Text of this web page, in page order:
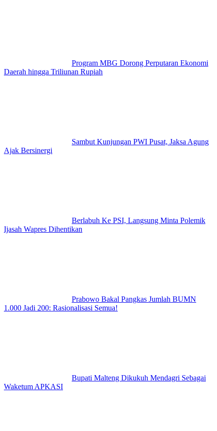
Program MBG Dorong Perputaran Ekonomi
Daerah hingga Triliunan Rupiah
Sambut Kunjungan PWI Pusat, Jaksa Agung
Ajak Bersinergi
Berlabuh Ke PSI, Langsung Minta Polemik
Ijasah Wapres Dihentikan
Prabowo Bakal Pangkas Jumlah BUMN
1.000 Jadi 200: Rasionalisasi Semua!
Bupati Malteng Dikukuh Mendagri Sebagai
Waketum APKASI